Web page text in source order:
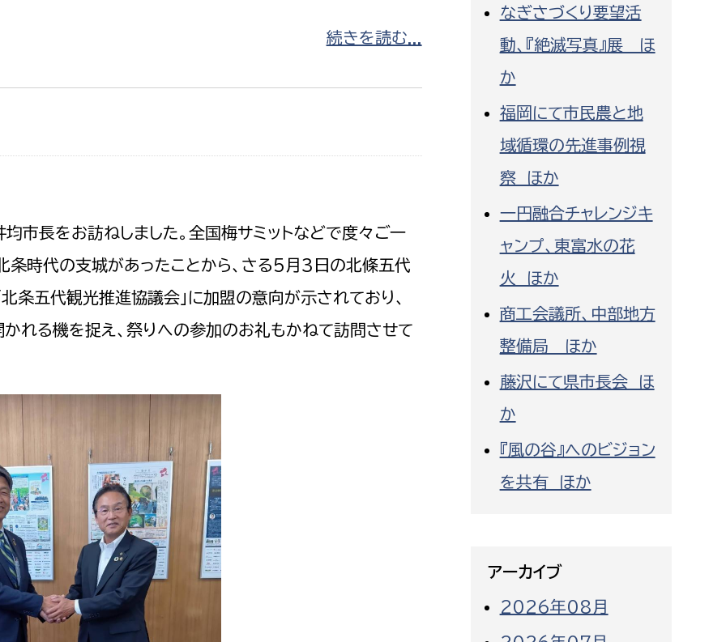
続きを読む...
長をお訪ねしました。全国梅サミットなどで度々ご一
条時代の支城があったことから、さる5月3日の北條五代
条五代観光推進協議会」に加盟の意向が示されており、
れる機を捉え、祭りへの参加のお礼もかねて訪問させて
なぎさづくり要望活
動、『絶滅写真』展 ほ
か
福岡にて市民農と地
域循環の先進事例視
察 ほか
一円融合チャレンジキ
ャンプ、東富水の花
火 ほか
商工会議所、中部地方
整備局 ほか
藤沢にて県市長会 ほ
か
『風の谷』へのビジョン
を共有 ほか
アーカイブ
2026年08月